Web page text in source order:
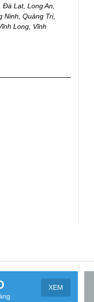
Lạt, Long An,
Ninh, Quảng Trị,
Long, Vĩnh
XEM